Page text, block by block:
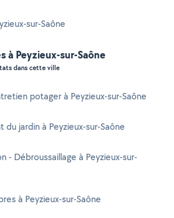
sur-Saône
à Peyzieux-sur-Saône
dans cette ville
potager à Peyzieux-sur-Saône
du jardin à Peyzieux-sur-Saône
- Débroussaillage à Peyzieux-sur-
à Peyzieux-sur-Saône